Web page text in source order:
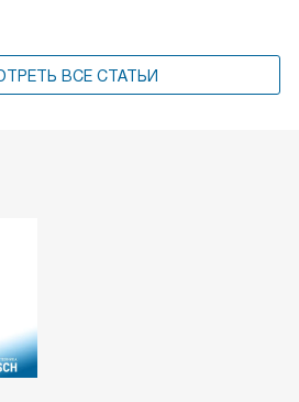
ВСЕ СТАТЬИ